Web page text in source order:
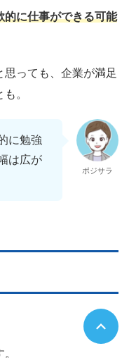
的に仕事ができる可能
っても、企業が満足
。
に勉強
は広が
ポジサラ